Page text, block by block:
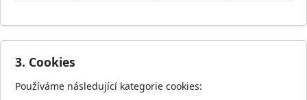
3. Cookies
Používáme následující kategorie cookies: